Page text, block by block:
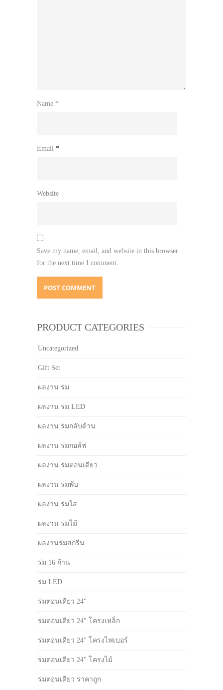
Name *
Email *
Website
Save my name, email, and website in this browser
for the next time I comment.
PRODUCT CATEGORIES
Uncategorized
Gift Set
ผลงาน ร่ม
ผลงาน ร่ม LED
ผลงาน ร่มกลับด้าน
ผลงาน ร่มกอล์ฟ
ผลงาน ร่มตอนเดียว
ผลงาน ร่มพับ
ผลงาน ร่มใส
ผลงาน ร่มไม้
ผลงานร่มสกรีน
ร่ม 16 ก้าน
ร่ม LED
ร่มตอนเดียว 24"
ร่มตอนเดียว 24" โครงเหล็ก
ร่มตอนเดียว 24" โครงไฟเบอร์
ร่มตอนเดียว 24" โครงไม้
ร่มตอนเดียว ราคาถูก